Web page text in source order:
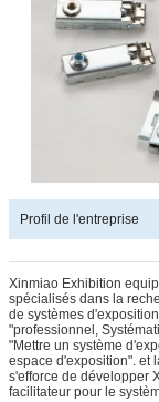
Profil de l'entreprise
Xinmiao Exhibition
spécialisés dans la
de systèmes
"professionnel,
"Mettre un système
espace d'exposition". et
s'efforce de développer
facilitateur pour le